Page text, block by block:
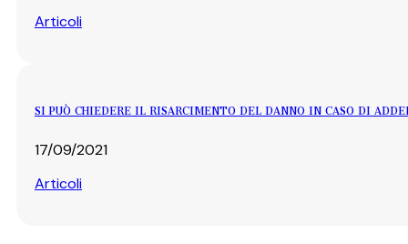
Articoli
SI PUÒ CHIEDERE IL RISARCIMENTO DEL DANNO IN CASO DI
17/09/2021
Articoli